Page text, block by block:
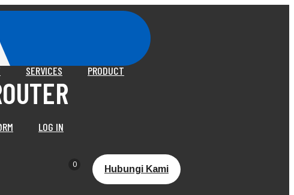
SERVICES PRODUCT
LOG IN
0 Hubungi Kami